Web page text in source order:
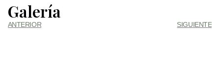
Galería
ANTERIOR SIGUIENTE